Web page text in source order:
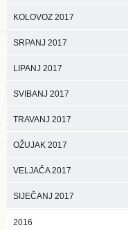
KOLOVOZ 2017
SRPANJ 2017
LIPANJ 2017
SVIBANJ 2017
TRAVANJ 2017
OŽUJAK 2017
VELJAČA 2017
SIJEČANJ 2017
2016